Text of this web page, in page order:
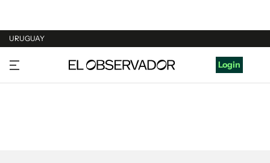
URUGUAY
URUGUAY
ARGENTINA
Login